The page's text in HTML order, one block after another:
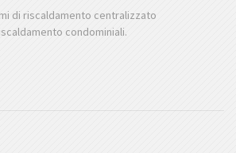
di riscaldamento centralizzato
condominiali.